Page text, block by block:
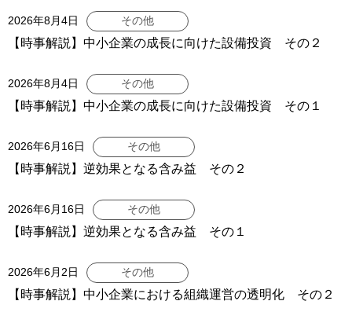
2026年8月4日 その他
【時事解説】中小企業の成長に向けた設備投資 その２
2026年8月4日 その他
【時事解説】中小企業の成長に向けた設備投資 その１
2026年6月16日 その他
【時事解説】逆効果となる含み益 その２
2026年6月16日 その他
【時事解説】逆効果となる含み益 その１
2026年6月2日 その他
【時事解説】中小企業における組織運営の透明化 その２